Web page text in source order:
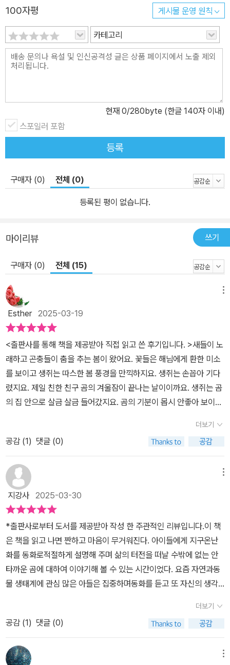
한겨울 추위가 왜 사라진 거지? 으아아아, 집 안이나 밖이나 더워서
살 수가 없어.” 생쥐는 골똘히 생각에 잠겼어요. “북극으로 가서 겨울
잠을 자는 게 어때?” “오, 그런 방법이 있었구나. 그런데 거기에는 흰
곰들만 있잖아. 나 같은 갈색곰도 받아 줄까?” 곰이 고개를 갸우뚱거
리자 생쥐가 귀를 긁적이며 대답했어요. “털을 하얗게 칠하는 거야!”
게 칠한 곰은 곧 길을 떠날 채비를 했어요. 북극 여행이라니! 생각만으
을 건너 성큼성큼 걸어갔답니다. 그런데 가도 가도 온통 푸르른 숲과
들판뿐이지 뭐예요? 곰이 걷다 걷다 지쳐 갈 무렵, 하늘에서 신기한
물건이 나타났어요. 그 물체가 과연 곰을 북극까지 데려다줄까요? 이
해져서 겨울잠을 자지 못한 곰이 그동안 지내온 삶의 터전을 버리고
살곳을 찾아 떠나는 이야기를 담고 있어요. ‘가도 가도 푸르른 숲과 들
가득 품은 채 책장을 한 장 한 장 끝까지 넘겨 보도록 해요. 책장을 덮
을 즈음에는 우리가 다 같이 행복하게 살아가기 위해서 지금 당장 무
엇을 해야 할지 곰곰 생각해 보게 될 거예요. 지구 온난화는 비단 곰만
의 걱정거리가 아니니까요. 아이와 함께 책을 읽고 나서 건강한 지구,
튼튼한 지구를 만들기 위해서 어떤 노력을 기울이면 좋을지 이야기
나눠 보는 거 어때요?
100자평 게시물 운영 원칙
카테고리
현재 0/280byte (한글 140자 이내)
스포일러 포함
등록
구매자 (0) 전체 (0)
등록된 평이 없습니다.
마이리뷰 쓰기
구매자 (0) 전체 (15)
Esther2025-03-19
<출판사를 통해 책을 제공받아 직접 읽고 쓴 후기입니다. >새들이 노
래하고 곤충들이 춤을 추는 봄이 왔어요. 꽃들은 해님에게 환한 미소
를 보이고 생쥐는 따스한 봄 풍경을 만끽하지요. 생쥐는 손꼽아 기다
렸지요. 제일 친한 친구 곰의 겨울잠이 끝나는 날이이까요. 생쥐는 곰
의 집 안으로 살금 살금 들어갔지요. 곰의 기분이 몹시 안좋아 보이는
고 양털 양말도 너무 갑갑하고! 한겨울 추위가 사라진게 힘든 곰이지
요. 더 자고 싶지만 너무 너무 피곤하지만 집안이나 밖이나 더워서 살
수 가 없어 무척 속이 상한 곰이에요. 생쥐가 곰곰히 생각에 잠겼다가
북극으로 가서 겨울잠을 자면 좋을 것 같아서 갈색 곰을 하얗게 칠해
주기로 했어요. 눈처럼 하얀 곰이 되어 북극여행을 떠납니다. 숲과 들
판을 건너 닷새가 지나 매우 지친 곰 ! 하늘에서 온 선물이라 생각 한
열기루에 올라 탑니다. 너른 들판 위를 한참 날아가자 점점 추위가 느
껴졌지요. 북쪽으로 날아가는 기러기 떼도 만나구요. 생쥐와 함께 했
음 좋았을 텐데... 곰은 고양에 두고 온 친구가 몹시 그리워지네요. 들
판 한가운데 무언가 움직이는걸 보게 되요 갈색곰이 보여요. 한동안
둘은 서로 멍하니 바라보게 되네요. 그리고 털을 갈색으로 칠한 흰곰
이잖아! 낯선곰이 말하지요 털을 하얀색으로 칠한 갈색곰이잖아!둘은
서로를 알아보게 되네요. 북극에서 온 아누크 빙하가 녹아서 더는 사
냥할 곳이 없어서 푸른초원으로 먹을 것을 구하러 가는 길에 만난 곰
시 원래대로 돌아 갈 수 있을지.. 갑자기 비가 오기 시작하면서 두 곰
은 금세 본인의 색을 찾습니다. 서로에게 만남을 기뻐하지만 서로의
더보기
공감 (1) 댓글 (0)
지강사 2025-03-30
*출판사로부터 도서를 제공받아 작성 한 주관적인 리뷰입니다.이 책
은 책을 읽고 나면 짠하고 마음이 무거워진다. 아이들에게 지구온난
화를 동화로적절하게 설명해 주며 삶의 터전을 떠날 수밖에 없는 안
타까운 곰에 대하여 이야기해 볼 수 있는 시간이었다. 요즘 자연과동
물 생태계에 관심 많은 아들은 집중하며동화를 듣고 또 자신의 생각
없게 되어 추운 나라로 떠나게된다. 북극으로 가기 위해 몸을 하얗게
칠하고 떠나게 되는데.. 북극으로 가는 여정이녹록지 않다. 동화는 재
밌기도 하지만 책을 읽으며 자꾸 녹아가는 빙하로 먹을 것도먹지 못
하고 힘들어하는 북극곰의 표정이 떠올랐다.지구 온난화가 정말 심각
더보기
공감 (1) 댓글 (0)